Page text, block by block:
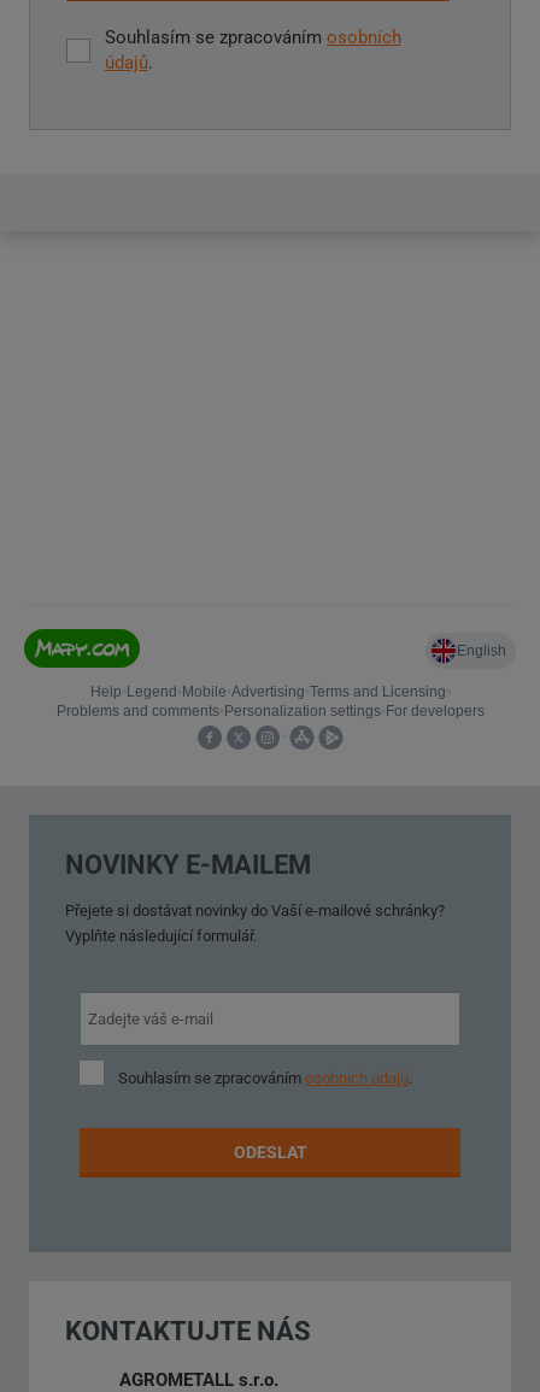
Souhlasím
osobních
Souhlasím se zpracováním osobních
údajů.
NOVINKY E-MAILEM
Přejete si dostávat novinky do Vaší e-mailové schránky?
Vyplňte následující formulář.
SouhlasímSouhlasím se zpracováním osobních údajů
ODESLAT
se
odeslat.
KONTAKTUJTE NÁS
AGROMETALL s.r.o.